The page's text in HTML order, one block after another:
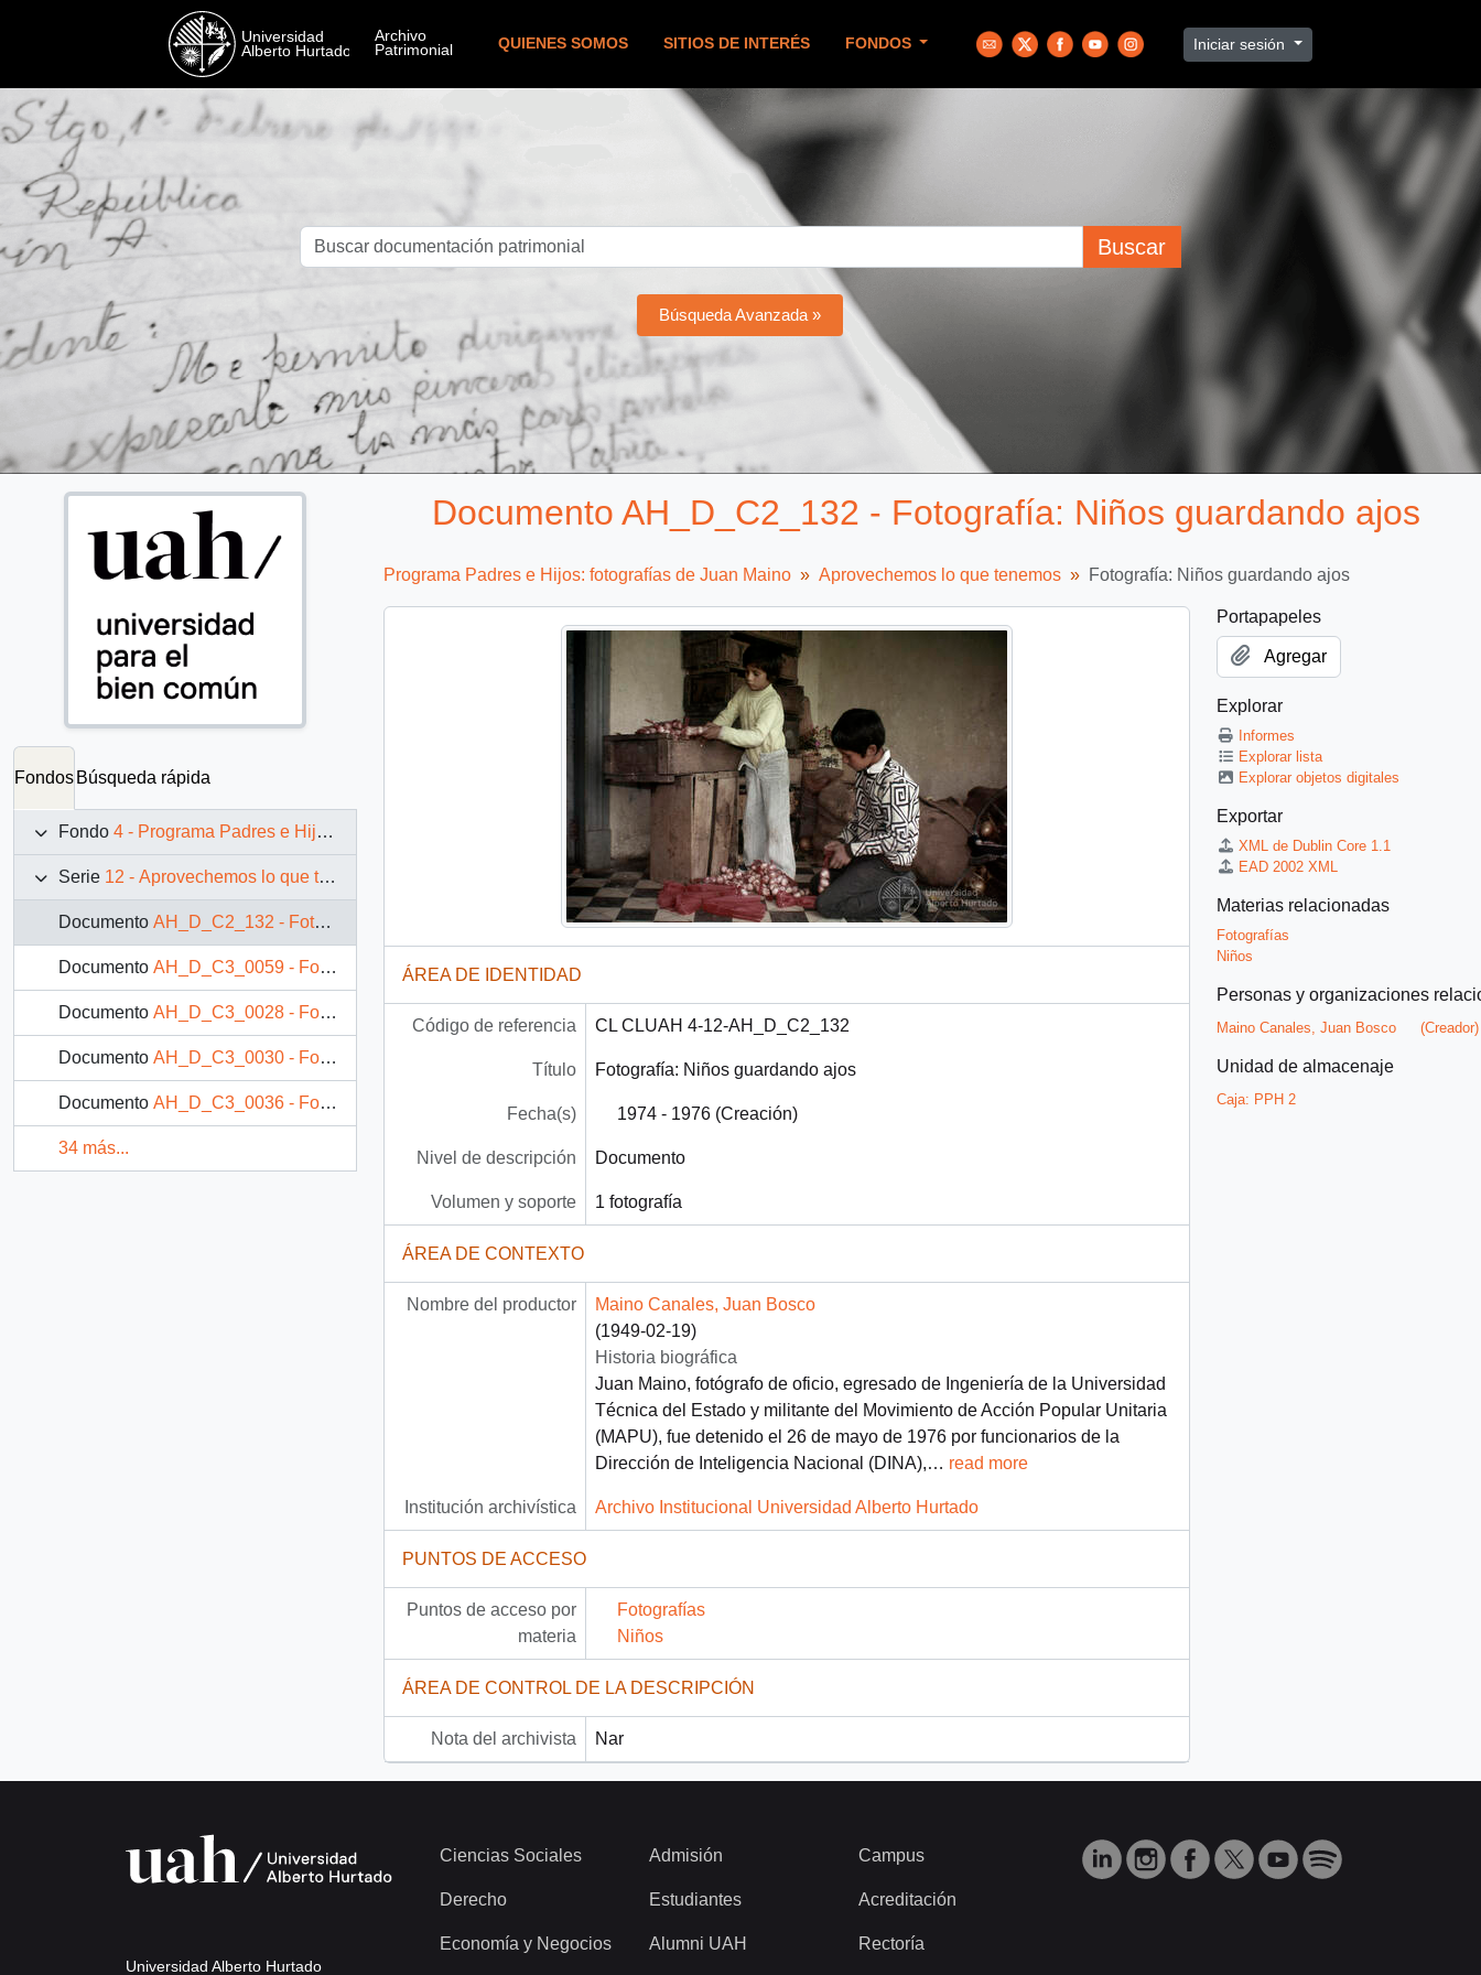
QUIENES SOMOS SITIOS DE INTERÉS FONDOS Iniciar sesión
Buscar
Búsqueda Avanzada »
Fondos Búsqueda rápida
Fondo 4 - Programa Padres e Hijos: fotografías de Juan Maino
Serie 12 - Aprovechemos lo que tenemos
Documento AH_D_C2_132 - Fotografía: Niños guardando ajos
Documento AH_D_C3_0059 - Fotografía: Niño guardando ajos
Documento AH_D_C3_0028 - Fotografía: Cosechando abas
Documento AH_D_C3_0030 - Fotografía: Cosechando abas
Documento AH_D_C3_0036 - Fotografía: Guardando abas en una caja
34 más...
Documento AH_D_C2_132 - Fotografía: Niños guardando ajos
Programa Padres e Hijos: fotografías de Juan Maino Aprovechemos lo que tenemos Fotografía: Niños guardando ajos
ÁREA DE IDENTIDAD
Código de referencia CL CLUAH 4-12-AH_D_C2_132
Título Fotografía: Niños guardando ajos
Fecha(s) 1974 - 1976 (Creación)
Nivel de descripción Documento
Volumen y soporte 1 fotografía
ÁREA DE CONTEXTO
Nombre del productor
Maino Canales, Juan Bosco
(1949-02-19)
Historia biográfica
Juan Maino, fotógrafo de oficio, egresado de Ingeniería de la Universidad
Técnica del Estado y militante del Movimiento de Acción Popular Unitaria
(MAPU), fue detenido el 26 de mayo de 1976 por funcionarios de la
Dirección de Inteligencia Nacional (DINA),… read more
Institución archivística Archivo Institucional Universidad Alberto Hurtado
PUNTOS DE ACCESO
Puntos de acceso por
materia
Fotografías
Niños
ÁREA DE CONTROL DE LA DESCRIPCIÓN
Nota del archivista Nar
Portapapeles
Agregar
Explorar
Informes
Explorar lista
Explorar objetos digitales
Exportar
XML de Dublin Core 1.1
EAD 2002 XML
Materias relacionadas
Fotografías
Niños
Personas y organizaciones
Maino Canales, Juan Bosco (Creador)
Unidad de almacenaje
Caja: PPH 2
Universidad Alberto Hurtado
Ciencias Sociales
Derecho
Economía y Negocios
Admisión
Estudiantes
Alumni UAH
Campus
Acreditación
Rectoría